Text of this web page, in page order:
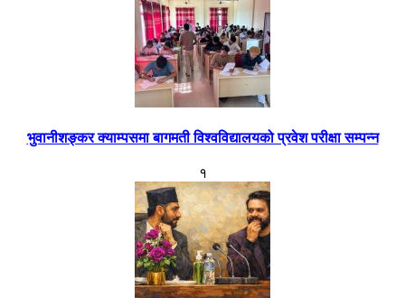
भुवानीशङ्कर क्याम्पसमा बागमती विश्वविद्यालयको प्रवेश परीक्षा सम्पन्न
१